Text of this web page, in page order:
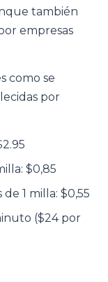
también
empresas
como se
por
$0,85
1 milla: $0,55
($24 por